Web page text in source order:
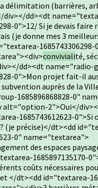
délimitation (barrières,
div></dd><dt
0">12/ Si je devais faire
(je donne mes 3
1685743306298-
convivialité,
dd><dt name="radio-
0">Mon projet fait-il
subvention auprès de la
1685896868828-0"
alt="option-2">Oui</
1685743612623-0">Si
(je précise)</dt><dd
0" name="textarea">
des espaces
1685897135170-
coûts nécessaires
</dt><dd id="textarea-